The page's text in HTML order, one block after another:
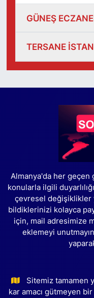
GÜNEŞ
TERSANE
Almanya'da her geçen
konularla ilgili
çevresel değişiklikler
bildiklerinizi kolayca
için, mail adresimize
eklemeyi
Sitemiz tamamen
kar amacı gütmeyen